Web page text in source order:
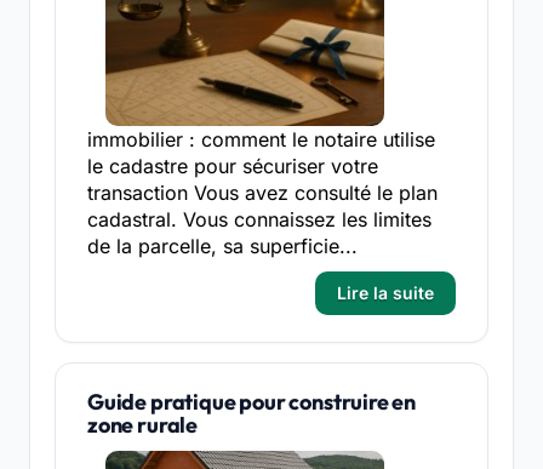
immobilier : comment le notaire utilise
le cadastre pour sécuriser votre
transaction Vous avez consulté le plan
cadastral. Vous connaissez les limites
de la parcelle, sa superficie...
Lire la suite
Guide pratique pour construire en
zone rurale